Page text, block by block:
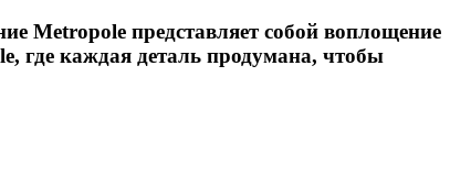
Metropole представляет собой воплощение
где каждая деталь продумана, чтобы